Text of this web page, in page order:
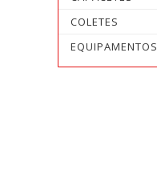
COLETES
EQUIPAMENTOS